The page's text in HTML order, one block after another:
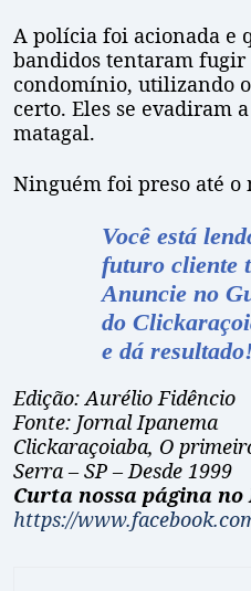
A polícia foi acionada e
bandidos tentaram fugir
condomínio, utilizando
certo. Eles se evadiram
matagal.
Ninguém foi preso até o
Você está
futuro cliente
Anuncie no
do
e dá
Edição: Aurélio Fidêncio
Fonte: Jornal Ipanema
Clickaraçoiaba, O
Serra – SP – Desde 1999
Curta nossa página no
https://